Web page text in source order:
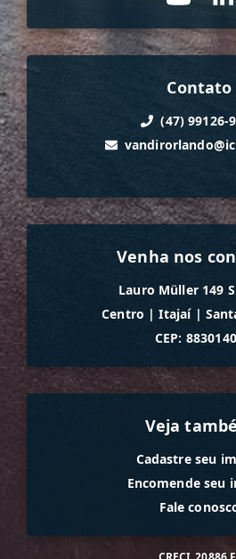
Contato
(47) 99126-
Venha nos
Lauro Müller 149
Centro | Itajaí |
CEP:
Veja
Cadastre seu
Encomende seu
Fale